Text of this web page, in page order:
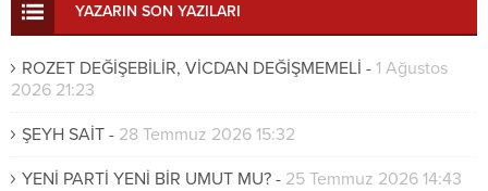
YAZARIN SON YAZILARI
ROZET DEĞİŞEBİLİR, VİCDAN DEĞİŞMEMELİ - 1 Ağustos
2026 21:23
ŞEYH SAİT - 28 Temmuz 2026 15:32
YENİ PARTİ YENİ BİR UMUT MU? - 25 Temmuz 2026 14:43